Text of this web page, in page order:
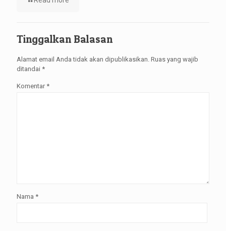
Tinggalkan Balasan
Alamat email Anda tidak akan dipublikasikan. Ruas yang wajib
ditandai *
Komentar *
Nama *